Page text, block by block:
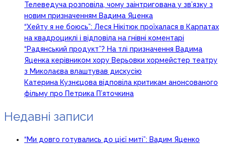
Телеведуча розповіла, чому заінтригована у зв’язку з
новим призначенням Вадима Яценка
“Хейту я не боюсь”: Леся Нікітюк проїхалася в Карпатах
на квадроциклі і відповіла на гнівні коментарі
“Радянський продукт”? На тлі призначення Вадима
Яценка керівником хору Верьовки хормейстер театру
з Миколаєва влаштував дискусію
Катерина Кузнєцова відповіла критикам анонсованого
фільму про Петрика П’яточкина
Недавні записи
“Ми довго готувались до цієї миті”: Вадим Яценко